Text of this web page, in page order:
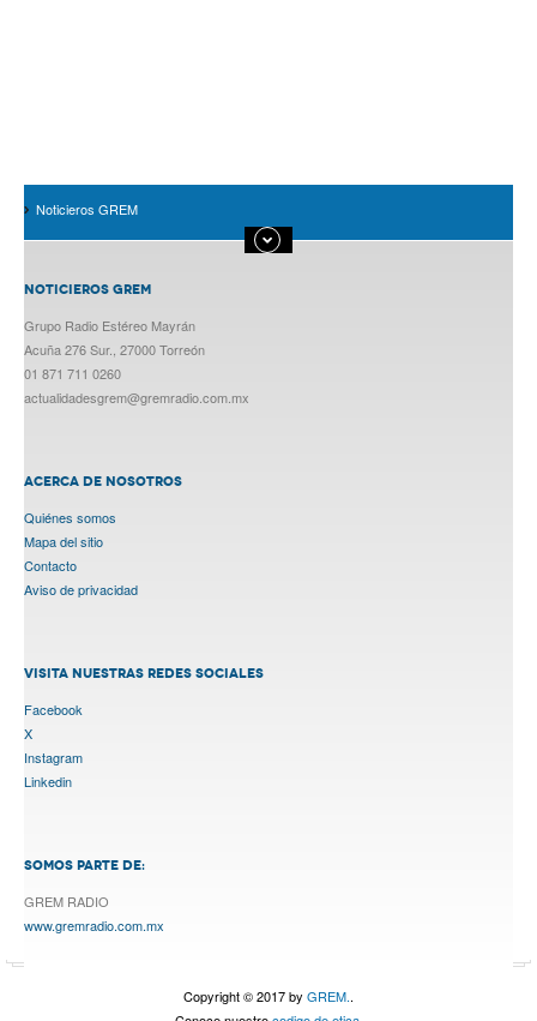
Noticieros GREM
NOTICIEROS GREM
Grupo Radio Estéreo Mayrán
Acuña 276 Sur., 27000 Torreón
01 871 711 0260
actualidadesgrem@gremradio.com.mx
ACERCA DE NOSOTROS
Quiénes somos
Mapa del sitio
Contacto
Aviso de privacidad
VISITA NUESTRAS REDES SOCIALES
Facebook
X
Instagram
Linkedin
SOMOS PARTE DE:
GREM RADIO
www.gremradio.com.mx
Copyright © 2017 by GREM..